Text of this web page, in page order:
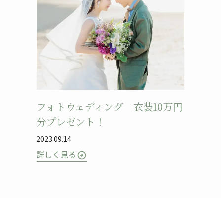
フォトウェディング 衣装10万円
分プレゼント！
2023.09.14
詳しく見る arrow_circle_right